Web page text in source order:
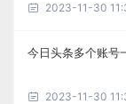
2023-11-30
今日头条多个账号
2023-11-30